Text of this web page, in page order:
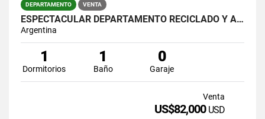
DEPARTAMENTO VENTA
ESPECTACULAR DEPARTAMENTO RECICLADO Y AMOBLADO
Argentina
1
Dormitorios
1
Baño
0
Garaje
Venta
US$82,000 USD